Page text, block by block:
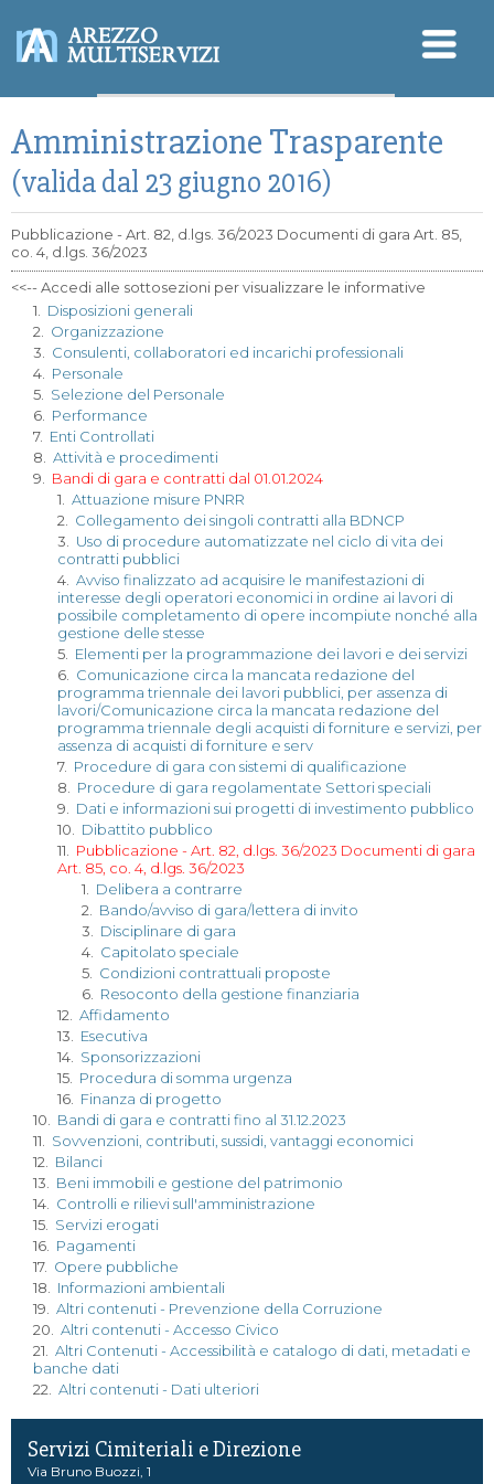
Qualità - Ambiente
Modello Organizzativo
D.Lgs. 196/2003 (Privacy)
Amministrazione Trasparente
(valida dal 23 giugno 2016)
Pubblicazione - Art. 82, d.lgs. 36/2023 Documenti di gara Art. 85,
co. 4, d.lgs. 36/2023
<<-- Accedi alle sottosezioni per visualizzare le informative
1. Disposizioni generali
2. Organizzazione
3. Consulenti, collaboratori ed incarichi professionali
4. Personale
5. Selezione del Personale
6. Performance
7. Enti Controllati
8. Attività e procedimenti
9. Bandi di gara e contratti dal 01.01.2024
1. Attuazione misure PNRR
2. Collegamento dei singoli contratti alla BDNCP
3. Uso di procedure automatizzate nel ciclo di vita dei
contratti pubblici
4. Avviso finalizzato ad acquisire le manifestazioni di
interesse degli operatori economici in ordine ai lavori di
possibile completamento di opere incompiute nonché alla
gestione delle stesse
5. Elementi per la programmazione dei lavori e dei servizi
6. Comunicazione circa la mancata redazione del
programma triennale dei lavori pubblici, per assenza di
lavori/Comunicazione circa la mancata redazione del
programma triennale degli acquisti di forniture e servizi, per
assenza di acquisti di forniture e serv
7. Procedure di gara con sistemi di qualificazione
8. Procedure di gara regolamentate Settori speciali
9. Dati e informazioni sui progetti di investimento pubblico
10. Dibattito pubblico
11. Pubblicazione - Art. 82, d.lgs. 36/2023 Documenti di gara
Art. 85, co. 4, d.lgs. 36/2023
1. Delibera a contrarre
2. Bando/avviso di gara/lettera di invito
3. Disciplinare di gara
4. Capitolato speciale
5. Condizioni contrattuali proposte
6. Resoconto della gestione finanziaria
12. Affidamento
13. Esecutiva
14. Sponsorizzazioni
15. Procedura di somma urgenza
16. Finanza di progetto
10. Bandi di gara e contratti fino al 31.12.2023
11. Sovvenzioni, contributi, sussidi, vantaggi economici
12. Bilanci
13. Beni immobili e gestione del patrimonio
14. Controlli e rilievi sull'amministrazione
15. Servizi erogati
16. Pagamenti
17. Opere pubbliche
18. Informazioni ambientali
19. Altri contenuti - Prevenzione della Corruzione
20. Altri contenuti - Accesso Civico
21. Altri Contenuti - Accessibilità e catalogo di dati, metadati e
banche dati
22. Altri contenuti - Dati ulteriori
Servizi Cimiteriali e Direzione
Via Bruno Buozzi, 1